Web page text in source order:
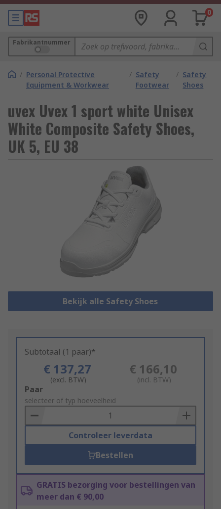
0
Fabrikantnummer
/ Personal Protective
Equipment & Workwear
/ Safety
Footwear
/ Safety
Shoes
uvex Uvex 1 sport white Unisex
White Composite Safety Shoes,
UK 5, EU 38
Bekijk alle Safety Shoes
Subtotaal (1 paar)*
€ 137,27
(excl. BTW)
€ 166,10
(incl. BTW)
Add
to
Basket
Paar
selecteer of typ hoeveelheid
Controleer leverdata
Bestellen
GRATIS bezorging voor bestellingen van
meer dan € 90,00